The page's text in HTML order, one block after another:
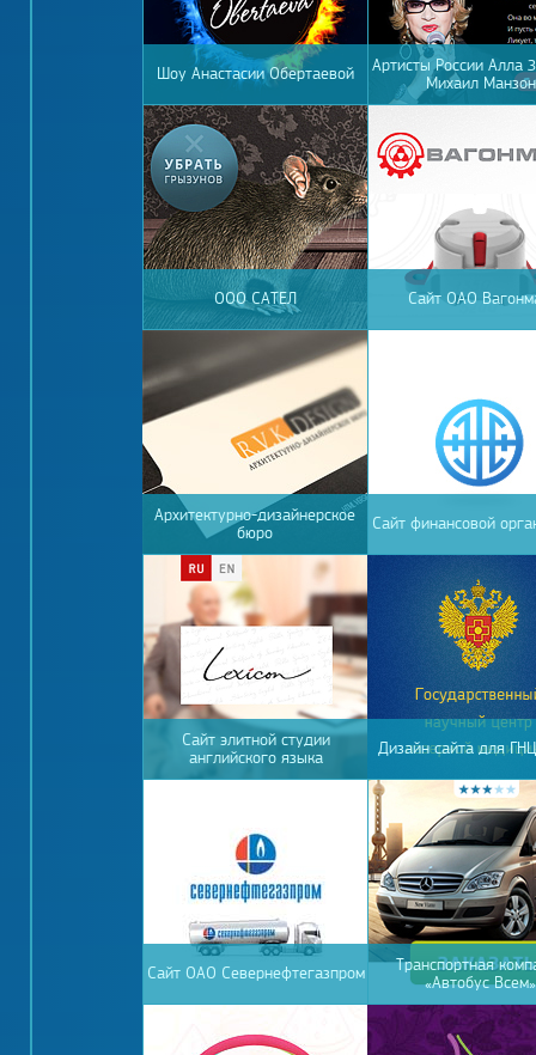
Шоу Анастасии Обертаевой
Артисты России Алла
Михаил Манзон
ООО САТЕЛ Сайт ОАО
Архитектурно-дизайнерское
бюро
Сайт финансовой
Сайт элитной студии
английского языка
Дизайн сайта для
Сайт ОАО Севернефтегазпром
Транспортная
«Автобус Всем»